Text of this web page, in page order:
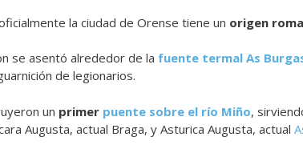
la ciudad de Orense tiene un origen
se asentó alrededor de la fuente termal As
de legionarios.
un primer puente sobre el río Miño,
Augusta, actual Braga, y Asturica Augusta, actual